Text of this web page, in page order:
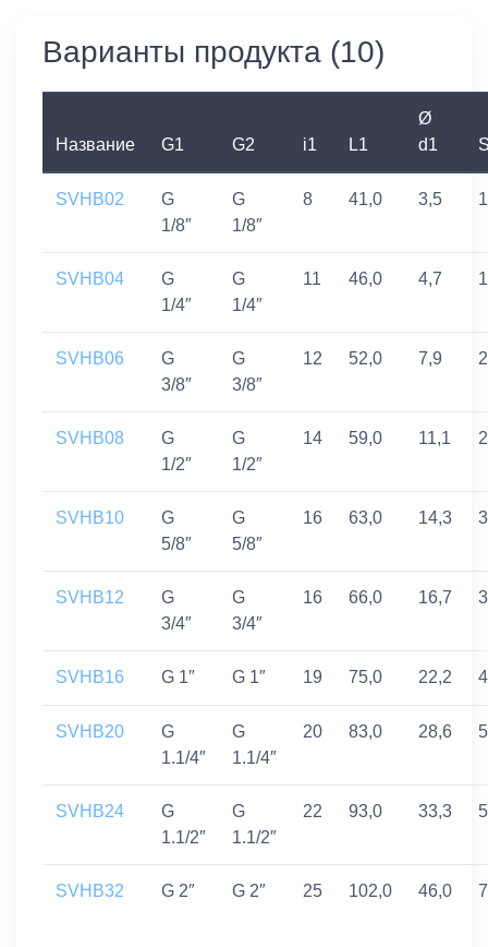
Варианты продукта (10)
Название G1 G2 i1 L1
Ø
d1
SVHB02
G
1/8″
G
1/8″
8 41,0 3,5
SVHB04
G
1/4″
G
1/4″
11 46,0 4,7
SVHB06
G
3/8″
G
3/8″
12 52,0 7,9
SVHB08
G
1/2″
G
1/2″
14 59,0 11,1
SVHB10
G
5/8″
G
5/8″
16 63,0 14,3
SVHB12
G
3/4″
G
3/4″
16 66,0 16,7
SVHB16 G 1″ G 1″ 19 75,0 22,2
SVHB20
G
1.1/4″
G
1.1/4″
20 83,0 28,6
SVHB24
G
1.1/2″
G
1.1/2″
22 93,0 33,3
SVHB32 G 2″ G 2″ 25 102,0 46,0